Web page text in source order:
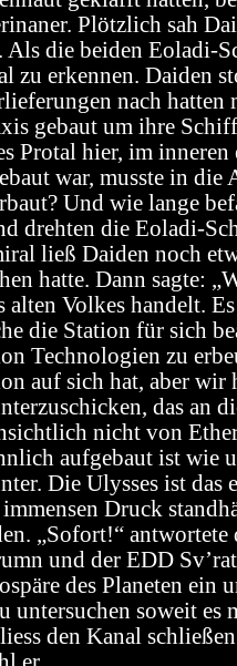
Plötzlich sah
Als die beiden Eoladi-
zu erkennen. Daiden
nach hatten
gebaut um ihre
Protal hier, im inneren
war, musste in die
Und wie lange
drehten die Eoladi-
ließ Daiden noch
hatte. Dann sagte:
alten Volkes handelt.
die Station für sich
Technologien zu
auf sich hat, aber wir
das an
nicht von
aufgebaut ist wie
Die Ulysses ist das
Druck
„Sofort!“
und der EDD
des Planeten ein
untersuchen soweit es
den Kanal